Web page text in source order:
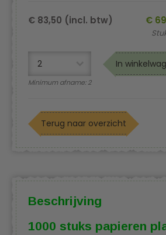
€
€ 83,50 (incl. btw)
Minimum afname: 2
In
Terug naar overzicht
Beschrijving
1000 stuks papieren